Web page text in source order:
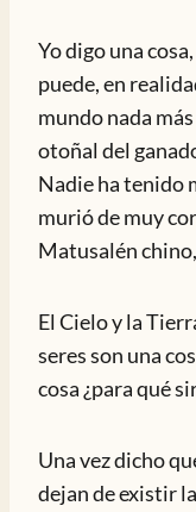
Yo digo una
puede, en
mundo nada
otoñal del
Nadie ha tenido
murió de muy
Matusalén
El Cielo y la
seres son una
cosa ¿para qué
Una vez dicho
dejan de existir